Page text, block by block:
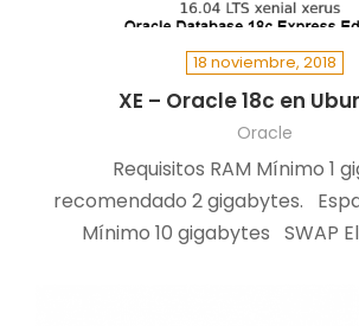
18 noviembre, 2018
XE – Oracle 18c en
Oracle
Requisitos RAM Mínimo 1
recomendado 2 gigabytes.
Mínimo 10 gigabytes SWAP